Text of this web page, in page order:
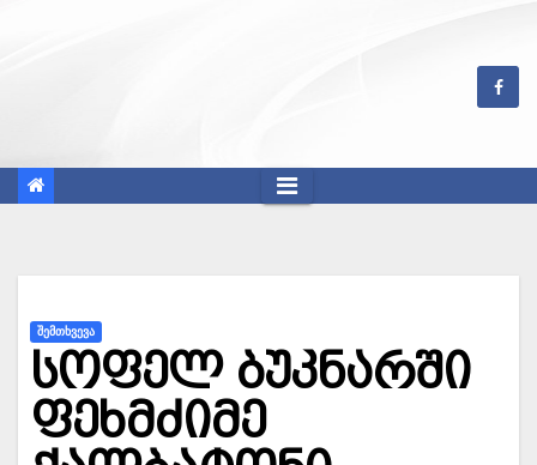
ᲨᲔᲛᲗᲮᲕᲔᲕᲐ
სოფელ ბუკნარში
ფეხმძიმე